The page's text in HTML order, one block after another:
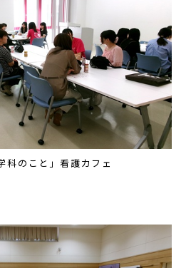
科のこと」看護カフェ